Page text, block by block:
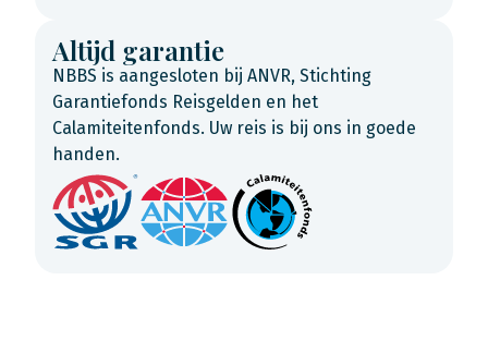
Altijd garantie
NBBS is aangesloten bij ANVR, Stichting
Garantiefonds Reisgelden en het
Calamiteitenfonds. Uw reis is bij ons in goede
handen.